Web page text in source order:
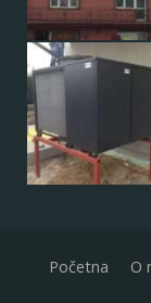
Početna O